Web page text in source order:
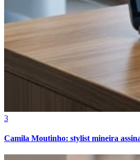
3
Camila Moutinho: stylist mineira